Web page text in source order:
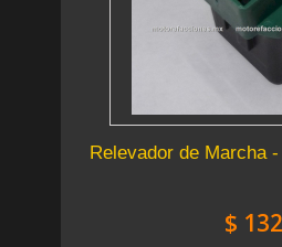
Relevador de Marcha
$